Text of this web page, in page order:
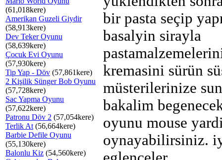
(61,018kere)
Amerikan Guzeli Giydir
(58,913kere)
Dev Teker Oyunu
(58,639kere)
Çocuk Evi Oyunu
(57,930kere)
Tip Yap - Döv (57,861kere)
2 Kişilik Sünger Bob Oyunu
(57,728kere)
Sac Yapma Oyunu
(57,622kere)
Patronu Döv 2 (57,054kere)
Terlik At (56,664kere)
Barbie Defile Oyunu
(55,130kere)
Balonlu Kiz (54,560kere)
bir pasta seçip
basalyin sirayla
kremasini sürün
müsterilerinize
bakalim
oyunu mouse
oynayabilirsiniz.